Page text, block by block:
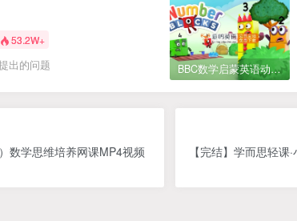
53.2W+
出的问题 BBC数学启蒙英语动画Numberblocks数字积木，全七季共161集，1080P高清视频带英文字幕
数学思维培养网课MP4视频
【完结】学而思轻